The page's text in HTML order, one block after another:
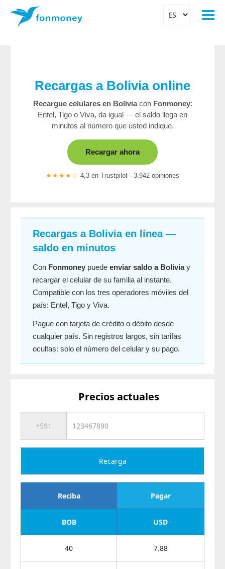
Recargas a Bolivia online
Recargue celulares en Boliviacon Fonmoney:
Entel, Tigo o Viva, da igual — el saldo llega en
minutos al número que usted indique.
Recargar ahora
★★★★☆ 4,3 en Trustpilot · 3.942 opiniones
Recargas a Bolivia en línea —
saldo en minutos
Con Fonmoney puede enviar saldo a Boliviay
recargar el celular de su familia al instante.
Compatible con los tres operadores móviles del
país: Entel, Tigo y Viva.
Pague con tarjeta de crédito o débito desde
cualquier país. Sin registros largos, sin tarifas
ocultas: solo el número del celular y su pago.
Precios actuales
Recarga
Reciba Pagar
BOB USD
40 7.88